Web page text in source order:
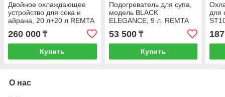
Двойное охлаждающее
устройство для сока и
айрана, 20 л+20 л REMTA
260 000 ₸
Купить
Подогреватель для супа,
модель BLACK
ELEGANCE, 9 л. REMTA
53 500₸
Купить
для
О нас